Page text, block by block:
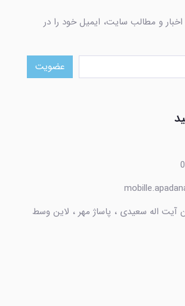
اخبار و مطالب سایت، ایمیل خود را در
عضویت
آیت اله سعیدی ، پاساژ مهر ، لاین وسط